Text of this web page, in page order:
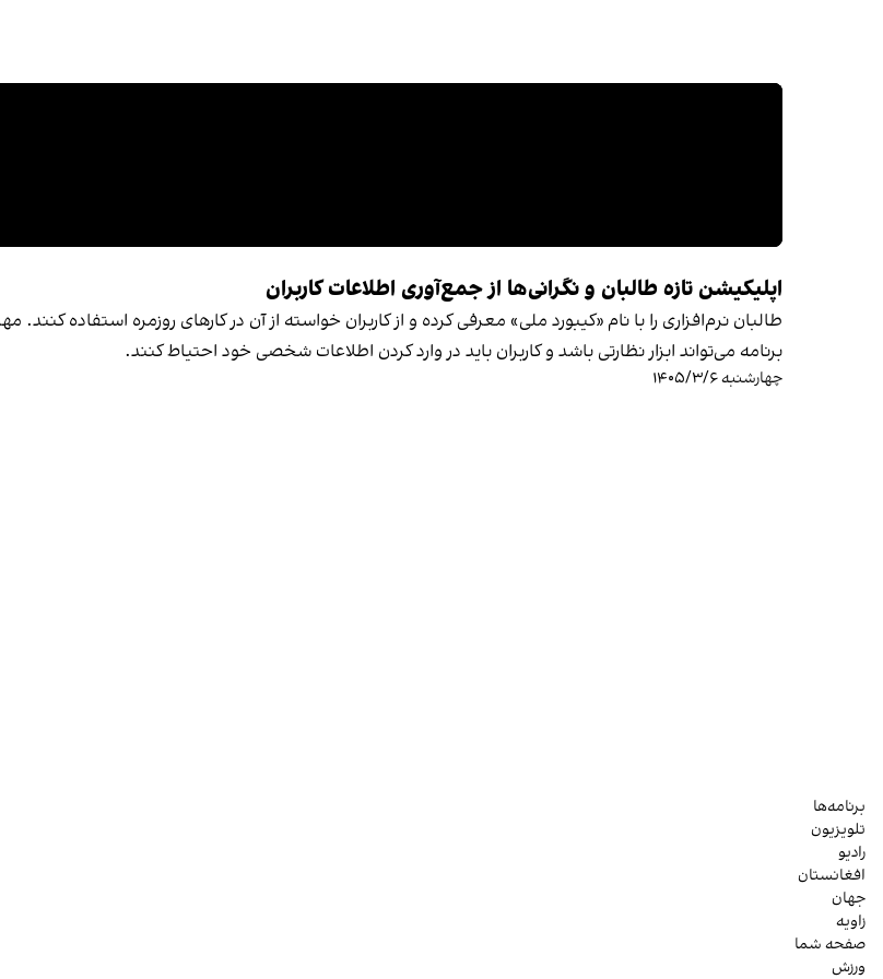
اپلیکیشن تازه طالبان و نگرانی‌ها از جمع‌آوری اطلاعات کاربران
طالبان نرم‌افزاری را با نام «کیبورد ملی» معرفی کرده و از کاربران خواسته از آن در کارهای روزمره استفاده
برنامه می‌تواند ابزار نظارتی باشد و کاربران باید در وارد کردن اطلاعات شخصی خود احتیاط کنند.
چهارشنبه ۱۴۰۵/۳/۶
برنامه‌ها
تلویزیون
رادیو
افغانستان
جهان
زاویه
صفحه شما
ورزش